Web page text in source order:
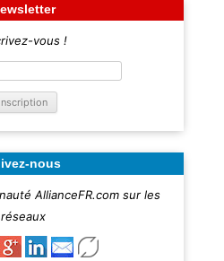
vous !
nous
AllianceFR.com sur les
réseaux